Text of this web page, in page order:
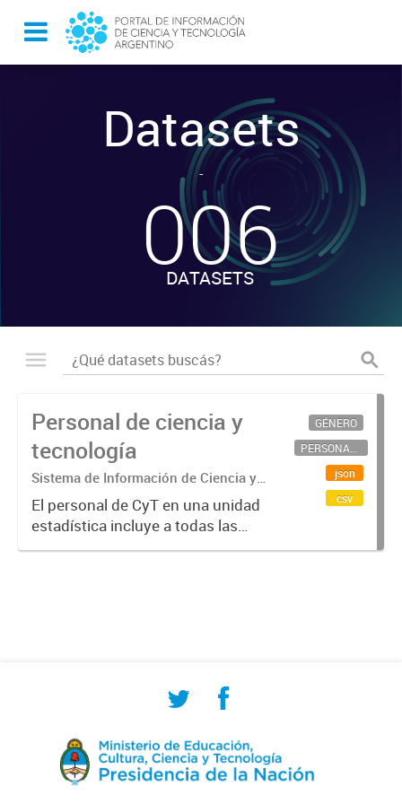
Datasets
-
006
DATASETS
Personal de ciencia y
tecnología
Sistema de Información de Ciencia y
Tecnología Argentino (SICYTAR)
El personal de CyT en una unidad
estadística incluye a todas las
personas involucradas
GÉNERO
PERSONAL CIENTÍFICO-TECNOLÓGICO
json
csv